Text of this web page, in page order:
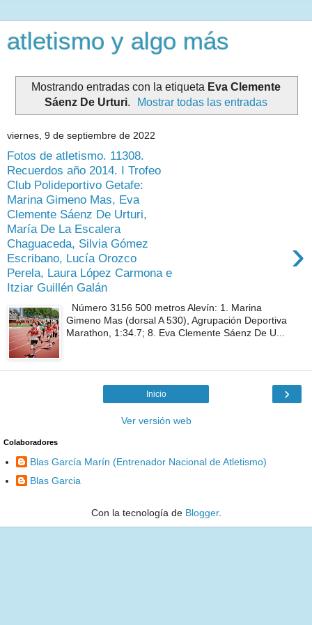
atletismo y algo más
Mostrando entradas con la etiqueta Eva Clemente
Sáenz De Urturi. Mostrar todas las entradas
viernes, 9 de septiembre de 2022
Fotos de atletismo. 11308.
Recuerdos año 2014. I Trofeo
Club Polideportivo Getafe:
Marina Gimeno Mas, Eva
Clemente Sáenz De Urturi,
María De La Escalera
Chaguaceda, Silvia Gómez
Escribano, Lucía Orozco
Perela, Laura López Carmona e
Itziar Guillén Galán
›
Número 3156 500 metros Alevín: 1. Marina
Gimeno Mas (dorsal A 530), Agrupación Deportiva
Marathon, 1:34.7; 8. Eva Clemente Sáenz De U...
›
Inicio
Ver versión web
Colaboradores
Blas García Marín (Entrenador Nacional de Atletismo)
Blas Garcia
Con la tecnología de Blogger.